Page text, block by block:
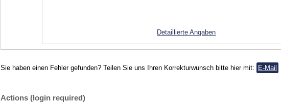
Detaillierte Angaben
Sie haben einen Fehler gefunden? Teilen Sie uns Ihren Korrekturwunsch bitte hier mit: E-Mail
Actions (login required)